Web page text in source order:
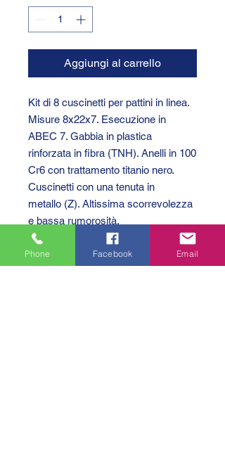
Aggiungi al carrello
Kit di 8 cuscinetti per pattini in linea.
Misure 8x22x7. Esecuzione in
ABEC 7. Gabbia in plastica
rinforzata in fibra (TNH). Anelli in 100
Cr6 con trattamento titanio nero.
Cuscinetti con una tenuta in
metallo (Z). Altissima scorrevolezza
e bassa rumorosità.
Phone Facebook Email